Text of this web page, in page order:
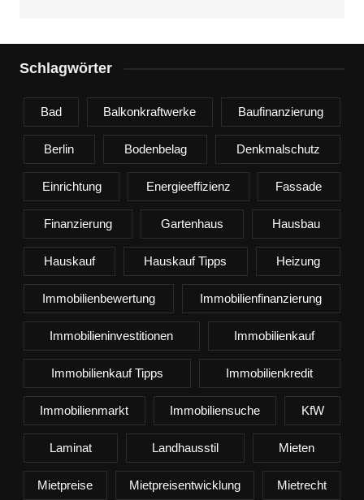
Schlagwörter
Bad Balkonkraftwerke Baufinanzierung
Berlin Bodenbelag Denkmalschutz
Einrichtung Energieeffizienz Fassade
Finanzierung Gartenhaus Hausbau
Hauskauf Hauskauf Tipps Heizung
Immobilienbewertung Immobilienfinanzierung
Immobilieninvestitionen Immobilienkauf
Immobilienkauf Tipps Immobilienkredit
Immobilienmarkt Immobiliensuche KfW
Laminat Landhausstil Mieten
Mietpreise Mietpreisentwicklung Mietrecht